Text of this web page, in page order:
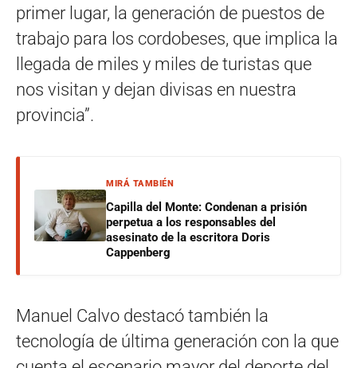
primer lugar, la generación de puestos de
trabajo para los cordobeses, que implica la
llegada de miles y miles de turistas que
nos visitan y dejan divisas en nuestra
provincia”.
MIRÁ TAMBIÉN
Capilla del Monte: Condenan a prisión
perpetua a los responsables del
asesinato de la escritora Doris
Cappenberg
Manuel Calvo destacó también la
tecnología de última generación con la que